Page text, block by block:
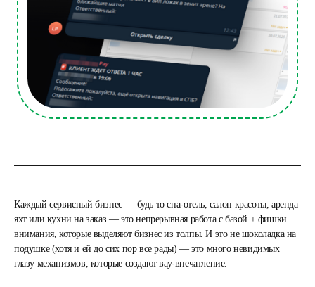
Каждый сервисный бизнес — будь то спа-отель, салон красоты, аренда
яхт или кухни на заказ — это непрерывная работа с базой + фишки
внимания, которые выделяют бизнес из толпы. И это не шоколадка на
подушке (хотя и ей до сих пор все рады) — это много невидимых
глазу механизмов, которые создают вау-впечатление.